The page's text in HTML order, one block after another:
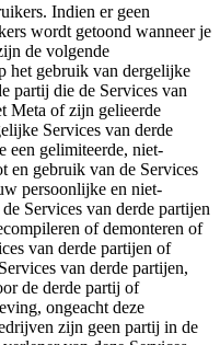
. Indien er geen
wordt getoond wanneer je
de volgende
het gebruik van dergelijke
partij die de Services van
Meta of zijn gelieerde
Services van derde
een gelimiteerde, niet-
en gebruik van de Services
persoonlijke en niet-
Services van derde partijen
of demonteren of
van derde partijen of
van derde partijen,
de derde partij of
ongeacht deze
zijn geen partij in de